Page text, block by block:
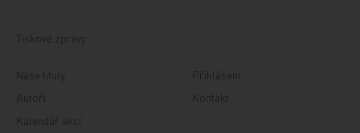
Tiskové zprávy
Naše tituly
Autoři
Kalendář akcí
Přihlášení
Kontakt